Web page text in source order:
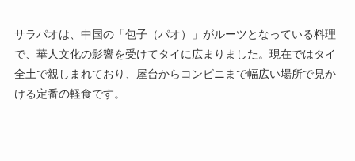
サラパオは、中国の「包子（パオ）」がルーツとなっている料理
で、華人文化の影響を受けてタイに広まりました。現在ではタイ
全土で親しまれており、屋台からコンビニまで幅広い場所で見か
ける定番の軽食です。